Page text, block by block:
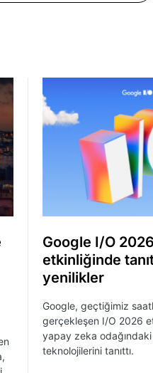
Google I/O 2026
etkinliğinde
yenilikler
Google, geçtiğimiz
gerçekleşen I/O 2026
yapay zeka
teknolojilerini tanıttı.